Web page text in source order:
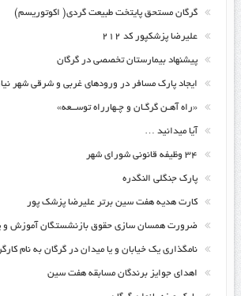
گرگان مستحق پایتخت طبیعت گردی( اکوتوریسم)
علیرضا پزشکپور کد ۲۱۲
پیشنهاد بیمارستان تخصصی در گرگان
ایجاد پارک مسافر در ورودهای غربی و شرقی شهر
«راه آهـن گرگـان و چـهارراه توســعه»
آیا میدانید …
۳۴ وظیفه قانونی شورای شهر
پارک جنگلی النگدره
کارت هدیه هفت سین برتر علیرضا پزشک پور
ضرورت همسان سازی حقوق بازنشستگان آموزش
نامگذاری یک خیابان و یا میدان در گرگان به نام کارگر
اهدای جوایز برندگان مسابقه هفت سین